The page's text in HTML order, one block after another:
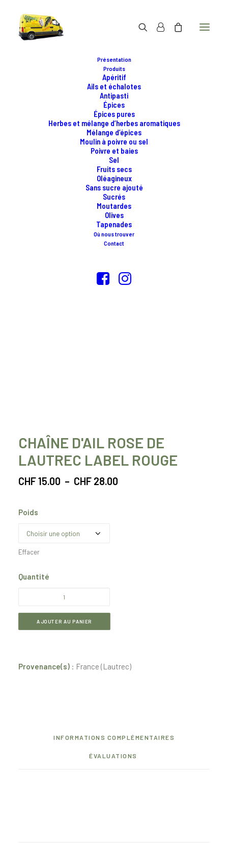
Présentation
Produits
Apéritif
Ails et échalotes
Antipasti
Épices
Épices pures
Herbes et mélange d’herbes aromatiques
Mélange d’épices
Moulin à poivre ou sel
Poivre et baies
Sel
Fruits secs
Oléagineux
Sans sucre ajouté
Sucrés
Moutardes
Olives
Tapenades
Où nous trouver
Contact
CHAÎNE D'AIL ROSE DE
LAUTREC LABEL ROUGE
CHF15.00 – CHF 28.00
Poids
Effacer
Quantité
ChaîneAJOUTER AU PANIER
Provenance(s) : France (Lautrec)
INFORMATIONS COMPLÉMENTAIRES
ÉVALUATIONS